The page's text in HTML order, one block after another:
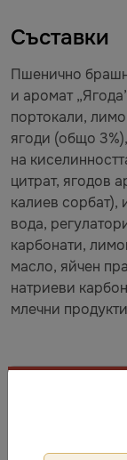
Съставки
Пшенично
и аромат
портокали,
ягоди (общо
на
цитрат, ягодов
калиев сорбат),
вода,
карбонати,
масло, яйчен
натриеви
млечни